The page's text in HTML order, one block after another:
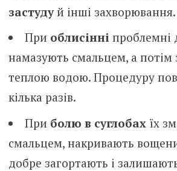
застудуй інші захворювання.
При облисінніпроблемні
намазують смальцем, а потім
теплою водою. Процедуру
кілька разів.
При болю в суглобах їх
смальцем, накривають
добре загортають і